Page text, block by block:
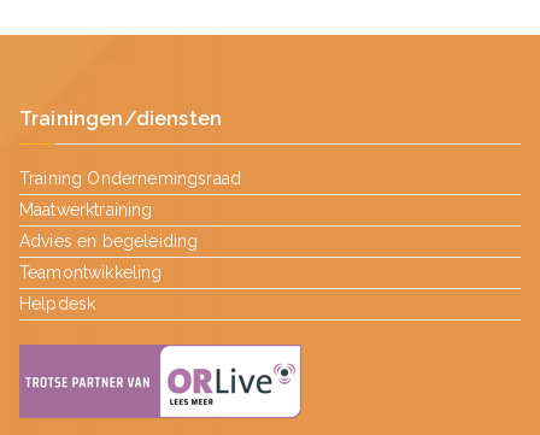
Trainingen/diensten
Training Ondernemingsraad
Maatwerktraining
Advies en begeleiding
Teamontwikkeling
Helpdesk